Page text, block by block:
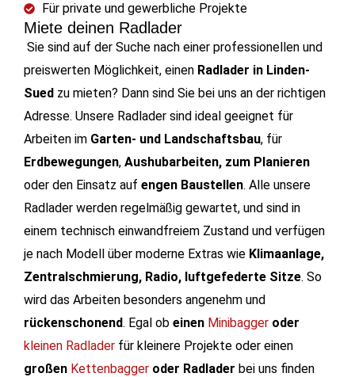
Für private und gewerbliche Projekte
Miete deinen Radlader
Sie sind auf der Suche nach einer professionellen und
preiswerten Möglichkeit, einen Radlader in Linden-
Sued zu mieten? Dann sind Sie bei uns an der richtigen
Adresse. Unsere Radlader sind ideal geeignet für
Arbeiten im Garten- und Landschaftsbau, für
Erdbewegungen, Aushubarbeiten, zum Planieren
oder den Einsatz auf engen Baustellen. Alle unsere
Radlader werden regelmäßig gewartet, und sind in
einem technisch einwandfreiem Zustand und verfügen
je nach Modell über moderne Extras wie Klimaanlage,
Zentralschmierung, Radio, luftgefederte Sitze. So
wird das Arbeiten besonders angenehm und
rückenschonend. Egal ob einen Minibagger oder
kleinen Radlader für kleinere Projekte oder einen
großen Kettenbagger oder Radlader bei uns finden